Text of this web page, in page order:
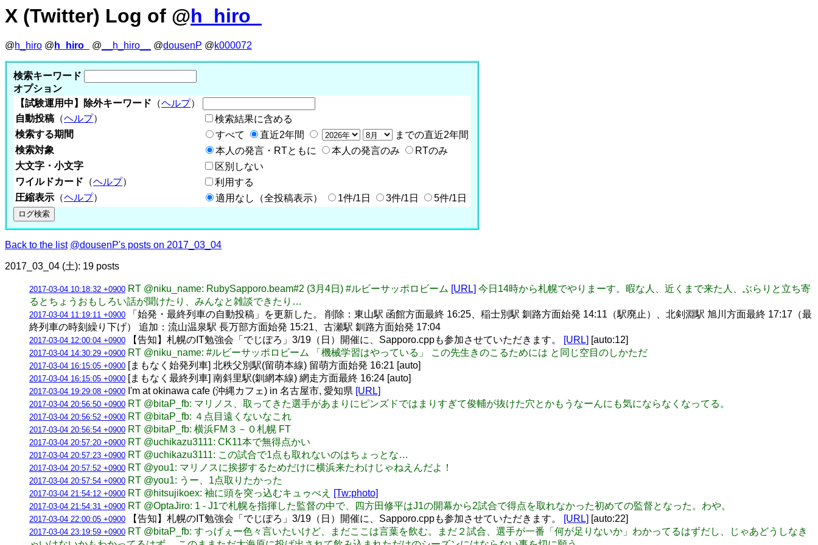
X (Twitter) Log of @h_hiro_
@h_hiro @ h_hiro_ @ __h_hiro__ @dousenP @k000072
検索キーワード
オプション
【試験運用中】除外キーワード （ヘルプ）
自動投稿 （ヘルプ）
検索結果に含める
検索する期間
すべて 直近2年間
までの直近2年間
検索対象
本人の発言・RTともに 本人の発言のみ
RTのみ
大文字・小文字
区別しない
ワイルドカード （ヘルプ）
利用する
圧縮表示 （ヘルプ） 適用なし（全投稿表示） 1件/1日 3件/1日 5件/1日
Back to the list @dousenP's posts on 2017_03_04
2017_03_04 (土): 19 posts
2017-03-04 10:18:32 +0900 RT @niku_name: RubySapporo.beam#2 (3月4日) #ルビーサッポロビーム [URL] 今日14時から札幌でやりまーす。暇な人、近くまで来た人、ぶらりと立ち寄
るとちょうおもしろい話が聞けたり、みんなと雑談できたり…
2017-03-04 11:19:11 +0900 「始発・最終列車の自動投稿」を更新した。 削除：東山駅 函館方面最終 16:25、稲士別駅 釧路方面始発 14:11（駅廃止）、北剣淵駅 旭川方面最終 17:17（最
終列車の時刻繰り下げ） 追加：流山温泉駅 長万部方面始発 15:21、古瀬駅 釧路方面始発 17:04
2017-03-04 12:00:04 +0900 【告知】札幌のIT勉強会「でじぽろ」3/19（日）開催に、Sapporo.cppも参加させていただきます。 [URL] [auto:12]
2017-03-04 14:30:29 +0900 RT @niku_name: #ルビーサッポロビーム 「機械学習はやっている」 この先生きのこるためには と同じ空目のしかただ
2017-03-04 16:15:05 +0900 [まもなく始発列車] 北秩父別駅(留萌本線) 留萌方面始発 16:21 [auto]
2017-03-04 16:15:05 +0900 [まもなく最終列車] 南斜里駅(釧網本線) 網走方面最終 16:24 [auto]
2017-03-04 19:29:08 +0900 I'm at okinawa cafe (沖縄カフェ) in 名古屋市, 愛知県 [URL]
2017-03-04 20:56:50 +0900 RT @bitaP_fb: マリノス、取ってきた選手があまりにピンズドではまりすぎて俊輔が抜けた穴とかもうなーんにも気にならなくなってる。
2017-03-04 20:56:52 +0900 RT @bitaP_fb: ４点目遠くないなこれ
2017-03-04 20:56:54 +0900 RT @bitaP_fb: 横浜FM３－０札幌 FT
2017-03-04 20:57:20 +0900 RT @uchikazu3111: CK11本で無得点かい
2017-03-04 20:57:23 +0900 RT @uchikazu3111: この試合で1点も取れないのはちょっとな…
2017-03-04 20:57:52 +0900 RT @you1: マリノスに挨拶するためだけに横浜来たわけじゃねえんだよ！
2017-03-04 20:57:54 +0900 RT @you1: うー、1点取りたかった
2017-03-04 21:54:12 +0900 RT @hitsujikoex: 袖に頭を突っ込むキュゥべえ [Tw:photo]
2017-03-04 21:54:31 +0900 RT @OptaJiro: 1 - J1で札幌を指揮した監督の中で、四方田修平はJ1の開幕から2試合で得点を取れなかった初めての監督となった。わや。
2017-03-04 22:00:05 +0900 【告知】札幌のIT勉強会「でじぽろ」3/19（日）開催に、Sapporo.cppも参加させていただきます。 [URL] [auto:22]
2017-03-04 23:19:59 +0900 RT @bitaP_fb: すっげぇー色々言いたいけど、まだここは言葉を飲む。まだ２試合、選手が一番「何が足りないか」わかってるはずだし、じゃあどうしなき